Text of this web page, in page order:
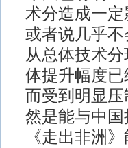
术分造成一
或者说几乎
从总体技术
体提升幅度
而受到明显
然是能与中
《走出非洲